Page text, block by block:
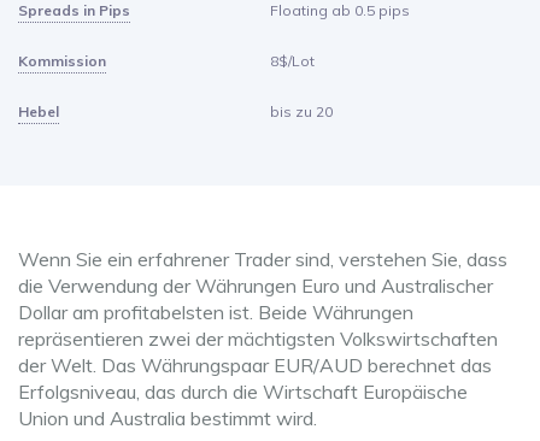
Spreads in Pips Floating ab 0.5 pips
Kommission 8$/Lot
Hebel bis zu 20
Wenn Sie ein erfahrener Trader sind, verstehen Sie, dass
die Verwendung der Währungen Euro und Australischer
Dollar am profitabelsten ist. Beide Währungen
repräsentieren zwei der mächtigsten Volkswirtschaften
der Welt. Das Währungspaar EUR/AUD berechnet das
Erfolgsniveau, das durch die Wirtschaft Europäische
Union und Australia bestimmt wird.